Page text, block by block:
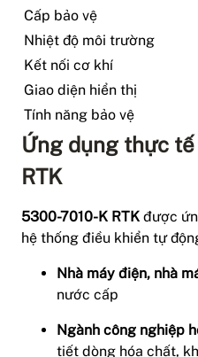
Cấp bảo vệ
Nhiệt độ môi trường
Kết nối cơ khí
Giao diện hiển thị
Tính năng bảo vệ
Ứng dụng thực
RTK
5300-7010-K RTK được
hệ thống điều khiển tự
Nhà máy điện, nhà
nước cấp
Ngành công nghiệp
tiết dòng hóa chất,